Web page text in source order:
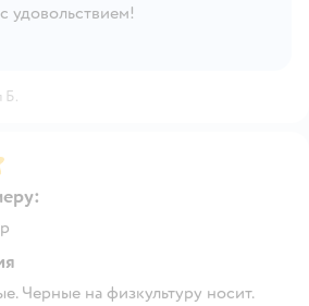
удовольствием!
Б.
Черные на физкультуру носит.